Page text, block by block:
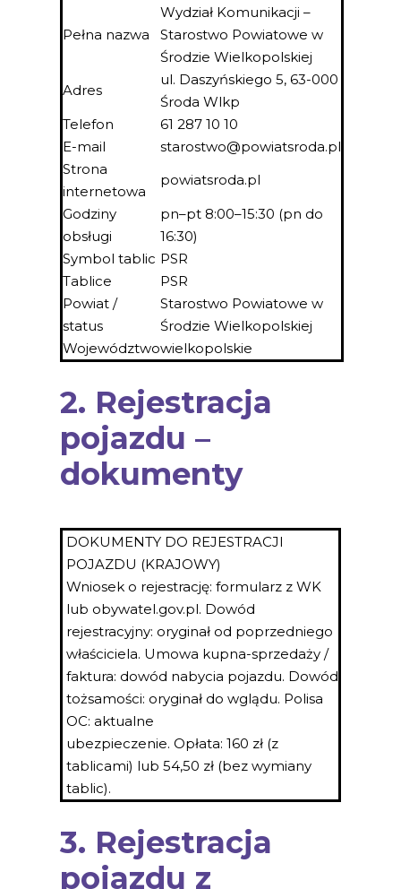
Pełna nazwa
Wydział Komunikacji –
Starostwo Powiatowe w
Środzie Wielkopolskiej
Adres
ul. Daszyńskiego 5, 63-000
Środa Wlkp
Telefon
61 287 10 10
E-mail
starostwo@powiatsroda.pl
Strona
internetowa
powiatsroda.pl
Godziny
obsługi
pn–pt 8:00–15:30 (pn do
16:30)
Symbol tablic PSR
Tablice
PSR
Powiat /
status
Starostwo Powiatowe w
Środzie Wielkopolskiej
Województwowielkopolskie
2. Rejestracja
pojazdu –
dokumenty
DOKUMENTY DO REJESTRACJI
POJAZDU (KRAJOWY)
Wniosek o rejestrację: formularz z WK
lub obywatel.gov.pl. Dowód
rejestracyjny: oryginał od poprzedniego
właściciela. Umowa kupna-sprzedaży /
faktura: dowód nabycia pojazdu. Dowód
tożsamości: oryginał do wglądu. Polisa
OC: aktualne
ubezpieczenie. Opłata: 160 zł (z
tablicami) lub 54,50 zł (bez wymiany
tablic).
3. Rejestracja
pojazdu z